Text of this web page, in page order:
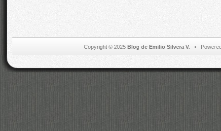
Copyright © 2025 Blog de Emilio Silvera V.•